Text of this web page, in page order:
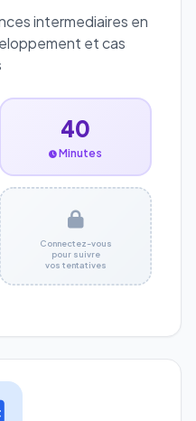
intermediaires en
et cas
40
Minutes
Connectez-vous
pour suivre
vos tentatives